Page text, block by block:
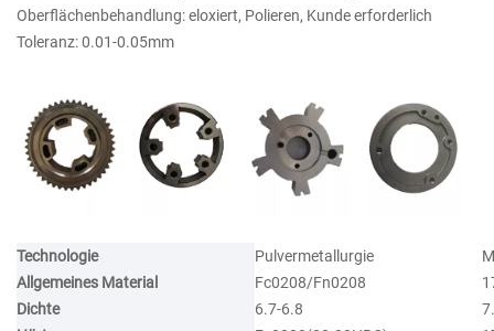
Oberflächenbehandlung: eloxiert, Polieren, Kunde erforderlich
Toleranz: 0.01-0.05mm
Technologie Pulvermetallurgie
Allgemeines Material
Fc0208/Fn0208
Dichte
6.7-6.8